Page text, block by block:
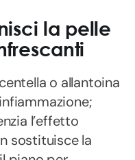
la pelle
o allantoina
l’effetto
sostituisce la